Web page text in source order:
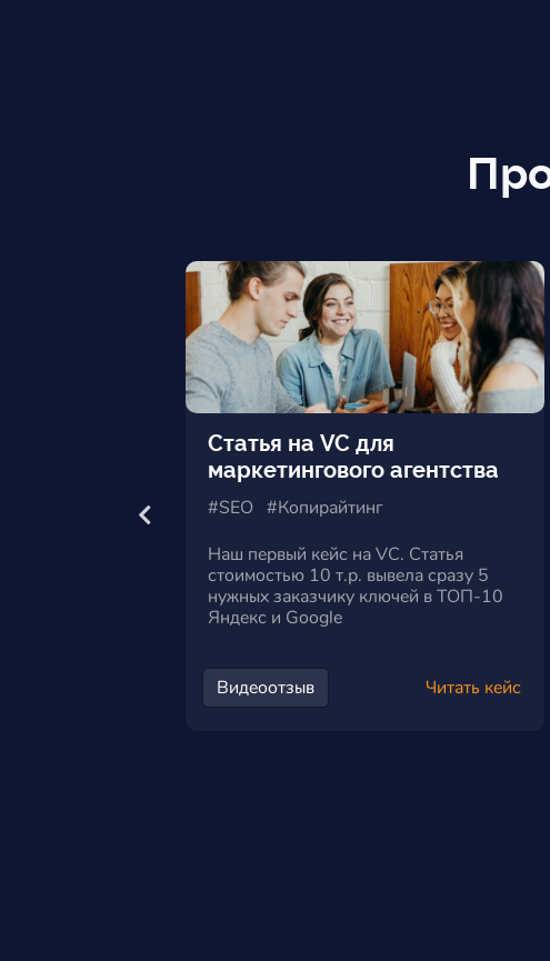
Статья на VC для
маркетингового агентства
#SEO #Копирайтинг
Наш первый кейс на VC. Статья
стоимостью 10 т.р. вывела сразу 5
нужных заказчику ключей в ТОП-10
Яндекс и Google
Видеоотзыв Читать кейс